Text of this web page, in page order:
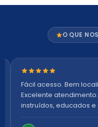
O QUE
Nota 5 de 5 estrelas
Fácil acesso. Bem
Excelente
instruídos, educados e